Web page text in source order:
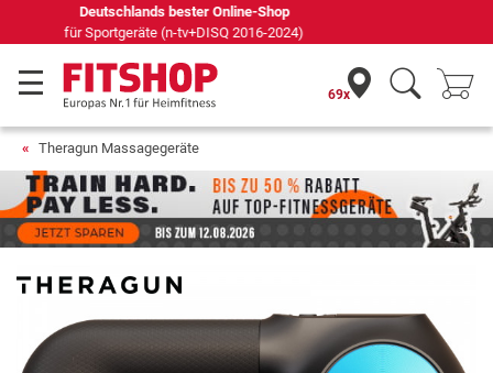
Seit 42 Jahren Ihr Experte für Heimfitness
69x
Theragun Massagegeräte